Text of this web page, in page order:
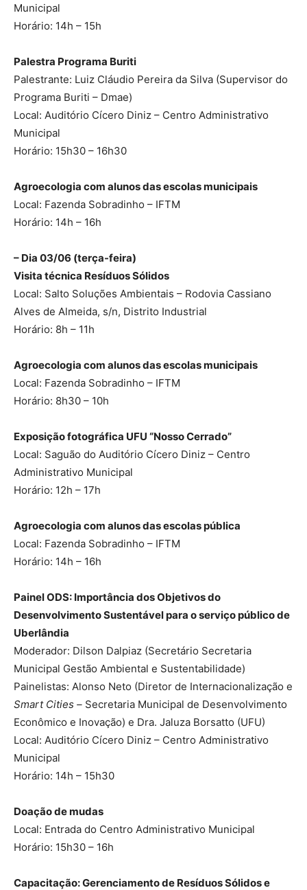
Municipal
Horário: 14h – 15h
Palestra Programa Buriti
Palestrante: Luiz Cláudio Pereira da Silva (Supervisor do
Programa Buriti – Dmae)
Local: Auditório Cícero Diniz – Centro Administrativo
Municipal
Horário: 15h30 – 16h30
Agroecologia com alunos das escolas municipais
Local: Fazenda Sobradinho – IFTM
Horário: 14h – 16h
– Dia 03/06 (terça-feira)
Visita técnica Resíduos Sólidos
Local: Salto Soluções Ambientais – Rodovia Cassiano
Alves de Almeida, s/n, Distrito Industrial
Horário: 8h – 11h
Agroecologia com alunos das escolas municipais
Local: Fazenda Sobradinho – IFTM
Horário: 8h30 – 10h
Exposição fotográfica UFU “Nosso Cerrado”
Local: Saguão do Auditório Cícero Diniz – Centro
Administrativo Municipal
Horário: 12h – 17h
Agroecologia com alunos das escolas pública
Local: Fazenda Sobradinho – IFTM
Horário: 14h – 16h
Painel ODS: Importância dos Objetivos do
Desenvolvimento Sustentável para o serviço público de
Uberlândia
Moderador: Dilson Dalpiaz (Secretário Secretaria
Municipal Gestão Ambiental e Sustentabilidade)
Painelistas: Alonso Neto (Diretor de Internacionalização e
Smart Cities – Secretaria Municipal de Desenvolvimento
Econômico e Inovação) e Dra. Jaluza Borsatto (UFU)
Local: Auditório Cícero Diniz – Centro Administrativo
Municipal
Horário: 14h – 15h30
Doação de mudas
Local: Entrada do Centro Administrativo Municipal
Horário: 15h30 – 16h
Capacitação: Gerenciamento de Resíduos Sólidos e